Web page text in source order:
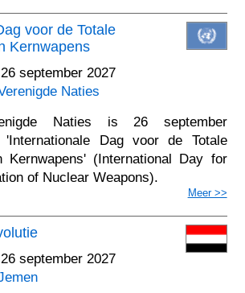
voor de Totale
Kernwapens
september 2027
Naties
Naties is 26 september
'Internationale Dag voor de Totale
Kernwapens' (International Day for
of Nuclear Weapons).
Meer >>
september 2027